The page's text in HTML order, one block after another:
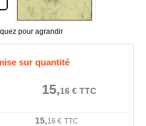
pour agrandir
sur quantité
15,16€TTC
15,16 € TTC